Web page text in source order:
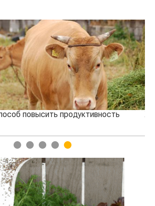
поднять цены на зерно
1 2 3 4 5